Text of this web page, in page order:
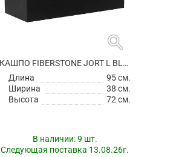
search
КАШПО FIBERSTONE JORT L BLACK
Длина
95 см.
Ширина
38 см.
Высота
72 см.
В наличии:9 шт.
Следующая поставка 13.08.26г.